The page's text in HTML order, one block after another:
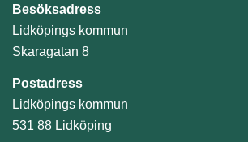
Besöksadress
Lidköpings kommun
Skaragatan 8
Postadress
Lidköpings kommun
531 88 Lidköping